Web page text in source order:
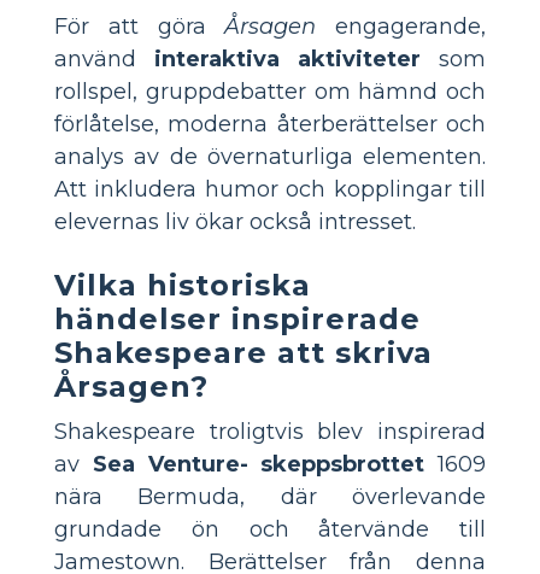
För att göraÅrsagen engagerande,
använd interaktiva aktiviteter som
rollspel, gruppdebatter om hämnd och
förlåtelse, moderna återberättelser och
analys av de övernaturliga elementen.
Att inkludera humor och kopplingar till
elevernas liv ökar också intresset.
Vilka historiska
händelser inspirerade
Shakespeare att skriva
Årsagen?
Shakespeare troligtvis blev inspirerad
av Sea Venture- skeppsbrottet 1609
nära Bermuda, där överlevande
grundade ön och återvände till
Jamestown. Berättelser från denna